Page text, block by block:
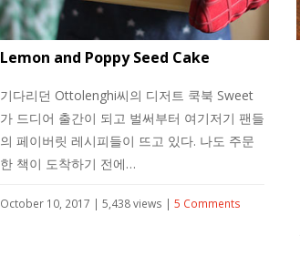
Lemon and Poppy Seed Cake
기다리던 Ottolenghi씨의 디저트 쿡북 Sweet
가 드디어 출간이 되고 벌써부터 여기저기 팬들
의 페이버릿 레시피들이 뜨고 있다. 나도 주문
한 책이 도착하기 전에…
October 10, 2017 | 5,438 views | 5 Comments